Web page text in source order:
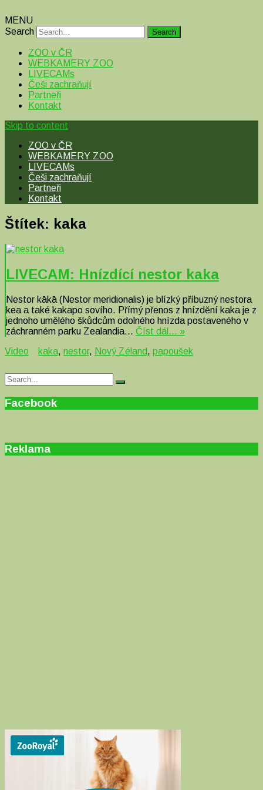
MENU
Search
ZOO v ČR
WEBKAMERY ZOO
LIVECAMs
Češi zachraňují
Partneři
Kontakt
Skip to content
ZOO v ČR
WEBKAMERY ZOO
LIVECAMs
Češi zachraňují
Partneři
Kontakt
Štítek: kaka
LIVECAM: Hnízdící nestor kaka
Nestor kākā (Nestor meridionalis) je blízký příbuzný nestora
kea a také kakapo sovího. Přímý přenos z hnízdění kaka je z
jednoho umělého škůdcům odolného hnízda postaveného v
záchranném parku Zealandia… Číst dál… »
Video
kaka, nestor, Nový Zéland, papoušek
Search
for:
Search
Facebook
Reklama